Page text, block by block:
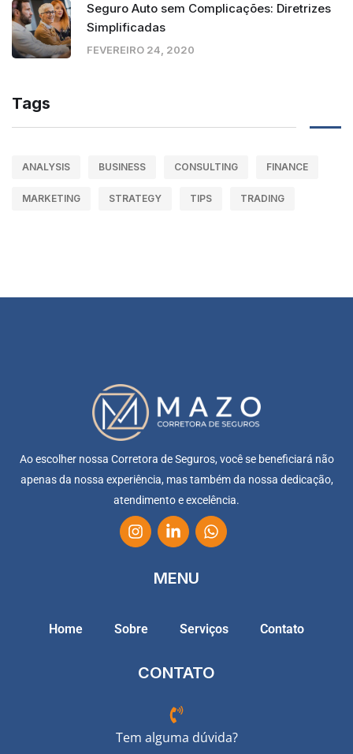
Seguro Auto sem Complicações: Diretrizes
Simplificadas
FEVEREIRO 24, 2020
Tags
ANALYSIS BUSINESS CONSULTING FINANCE
MARKETING STRATEGY TIPS TRADING
Ao escolher nossa Corretora de Seguros, você se beneficiará não
apenas da nossa experiência, mas também da nossa dedicação,
atendimento e excelência.
MENU
Home Sobre Serviços Contato
CONTATO
Tem alguma dúvida?